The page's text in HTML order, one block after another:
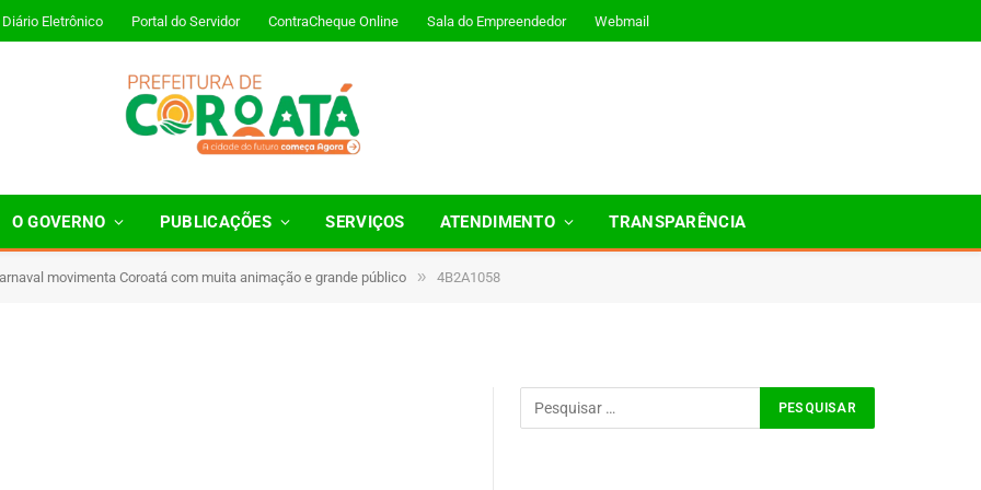
Diário Eletrônico Portal do Servidor ContraCheque Online Sala do Empreendedor Webmail
O GOVERNO PUBLICAÇÕES SERVIÇOS ATENDIMENTO TRANSPARÊNCIA
movimenta Coroatá com muita animação e grande público » 4B2A1058